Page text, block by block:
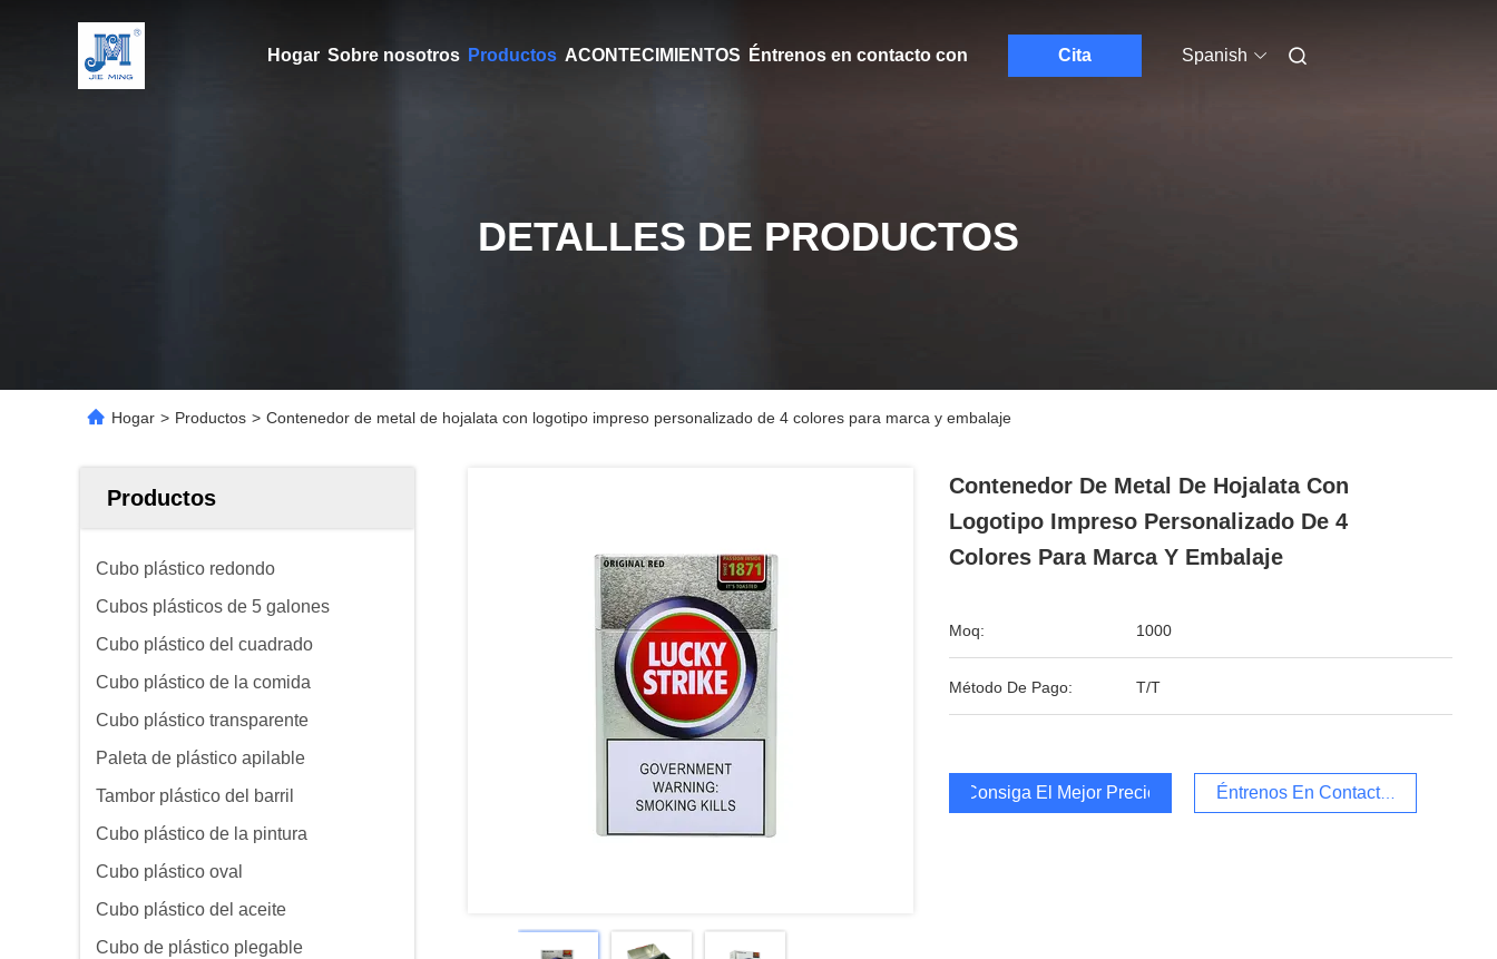
Hogar Sobre nosotros Productos ACONTECIMIENTOS Éntrenos en contacto con Cita Spanish
DETALLES DE PRODUCTOS
Hogar > Productos > Contenedor de metal de hojalata con logotipo impreso personalizado de 4 colores para marca y embalaje
Productos
Cubo plástico redondo
Cubos plásticos de 5 galones
Cubo plástico del cuadrado
Cubo plástico de la comida
Cubo plástico transparente
Paleta de plástico apilable
Tambor plástico del barril
Cubo plástico de la pintura
Cubo plástico oval
Cubo plástico del aceite
Cubo de plástico plegable
Contenedor De Metal De Hojalata Con
Logotipo Impreso Personalizado De 4
Colores Para Marca Y Embalaje
Moq: 1000
Método De Pago: T/T
Consiga El Mejor Precio Éntrenos En Contacto Con